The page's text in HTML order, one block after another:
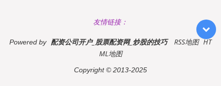
友情链接：
Powered by 配资公司开户_股票配资网_炒股的技巧 RSS地图 HT
ML地图
Copyright© 2013-2025